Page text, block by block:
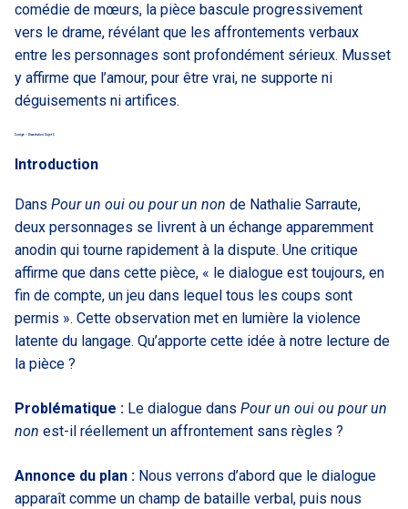
comédie de mœurs, la pièce bascule progressivement
vers le drame, révélant que les affrontements verbaux
entre les personnages sont profondément sérieux. Musset
y affirme que l’amour, pour être vrai, ne supporte ni
déguisements ni artifices.
Corrigé – Dissertation Sujet C
Introduction
Dans Pour un oui ou pour un non de Nathalie Sarraute,
deux personnages se livrent à un échange apparemment
anodin qui tourne rapidement à la dispute. Une critique
affirme que dans cette pièce, « le dialogue est toujours, en
fin de compte, un jeu dans lequel tous les coups sont
permis ». Cette observation met en lumière la violence
latente du langage. Qu’apporte cette idée à notre lecture de
la pièce ?
Problématique : Le dialogue dans Pour un oui ou pour un
non est-il réellement un affrontement sans règles ?
Annonce du plan : Nous verrons d’abord que le dialogue
apparaît comme un champ de bataille verbal, puis nous